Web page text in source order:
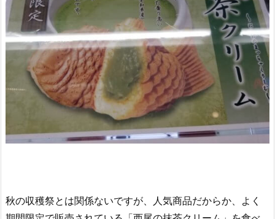
秋の収穫祭とは関係ないですが、人気商品だからか、よく